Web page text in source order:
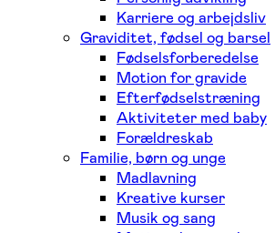
Karriere og arbejdsliv
Graviditet, fødsel og barsel
Fødselsforberedelse
Motion for gravide
Efterfødselstræning
Aktiviteter med baby
Forældreskab
Familie, børn og unge
Madlavning
Kreative kurser
Musik og sang